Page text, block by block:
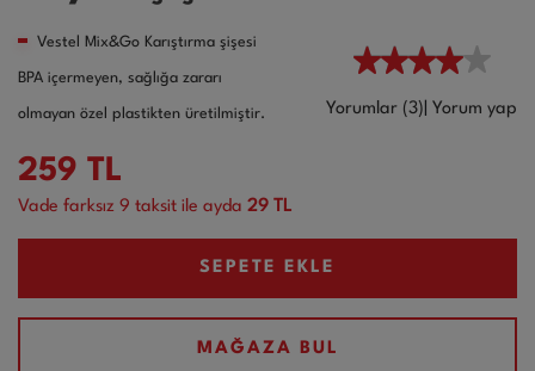
Vestel Mix&Go Karıştırma şişesi
BPA içermeyen, sağlığa zararı
olmayan özel plastikten üretilmiştir. Yorumlar (3) Yorum yap
259 TL
Vade farksız 9 taksit ile ayda 29 TL
SEPETE EKLE
MAĞAZA BUL